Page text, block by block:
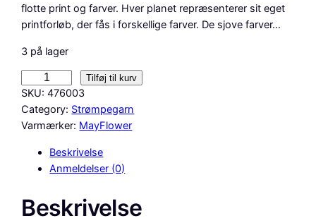
flotte print og farver. Hver planet repræsenterer sit eget
printforløb, der fås i forskellige farver. De sjove farver…
3 på lager
a
y
f
Tilføj til kurv
SKU: 476003
Category: Strømpegarn
Varmærker: MayFlower
Beskrivelse
Anmeldelser (0)
Beskrivelse